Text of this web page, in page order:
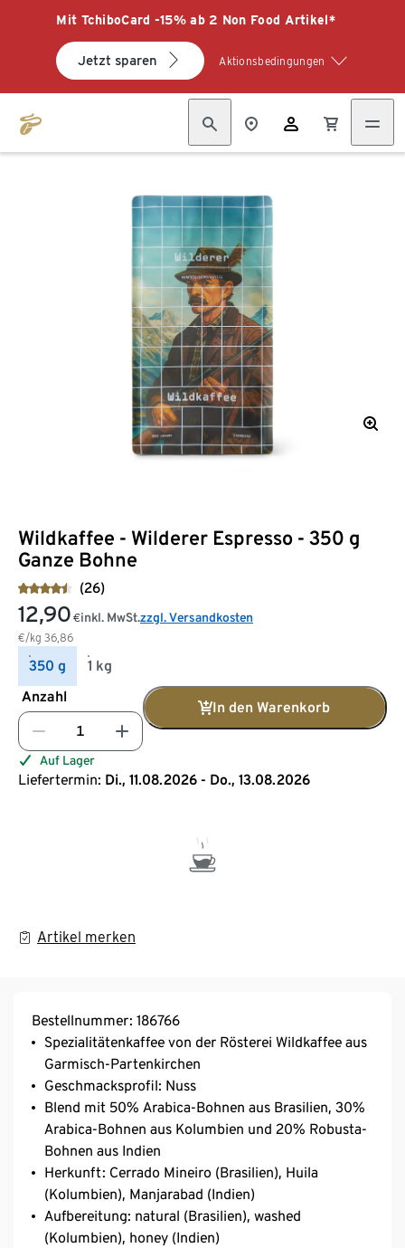
Mit TchiboCard -15% ab 2 Non Food Artikel*
Jetzt sparen Aktionsbedingungen
Wildkaffee - Wilderer Espresso - 350 g
Ganze Bohne
(26)
12,90 €
€/kg 36,86
inkl. MwSt.zzgl. Versandkosten
350 g
1 kg
Anzahl
In den Warenkorb
Auf Lager
Liefertermin: Di., 11.08.2026 - Do., 13.08.2026
Artikel merken
Bestellnummer: 186766
Spezialitätenkaffee von der Rösterei Wildkaffee aus
Garmisch-Partenkirchen
Geschmacksprofil: Nuss
Blend mit 50% Arabica-Bohnen aus Brasilien, 30%
Arabica-Bohnen aus Kolumbien und 20% Robusta-
Bohnen aus Indien
Herkunft: Cerrado Mineiro (Brasilien), Huila
(Kolumbien), Manjarabad (Indien)
Aufbereitung: natural (Brasilien), washed
(Kolumbien), honey (Indien)